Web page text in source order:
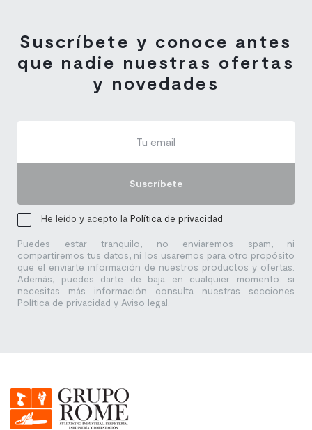
Suscríbete y conoce antes
que nadie nuestras ofertas
y novedades
Puedes estar tranquilo, no enviaremos spam, ni
compartiremos tus datos, ni los usaremos para otro propósito
que el enviarte información de nuestros productos y ofertas.
Además, puedes darte de baja en cualquier momento: si
necesitas más información consulta nuestras secciones
Política de privacidad y Aviso legal.
Suscríbete
He leído y acepto la Política de privacidad